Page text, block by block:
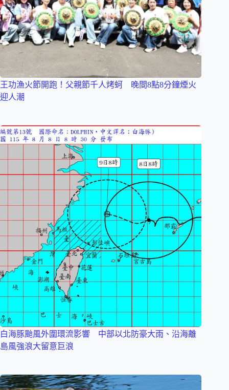
王功漁火節開跑！父親節千人烤蚵 晚間8點8分鐘煙火
迎人潮
白海豚颱風外圍環流影響 中部以北防豪大雨、沿海離
島風強浪大留意巨浪